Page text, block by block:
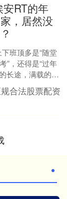
RT的年
，居然没
班顶多是“随堂
”，还得是“过年
长途，满载的年
和天气，任何一
合法股票配资